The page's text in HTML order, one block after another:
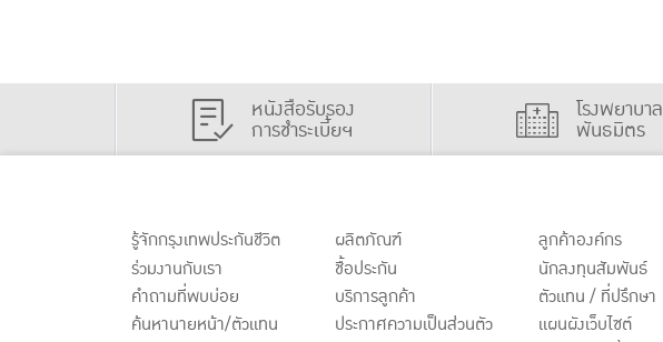
หนังสือรับรอง
การชำระเบี้ยฯ
โรงพยาบาล
พันธมิตร
รู้จักกรุงเทพประกันชีวิต
ร่วมงานกับเรา
คำถามที่พบบ่อย
ค้นหานายหน้า/ตัวแทน
ผลิตภัณฑ์
ชื้อประกัน
บริการลูกค้า
ประกาศความเป็นส่วนตัว
ลูกค้าองค์กร
นักลงทุนสัมพันธ์
ตัวแทน / ที่ปรึกษา
แผนผังเว็บไซต์